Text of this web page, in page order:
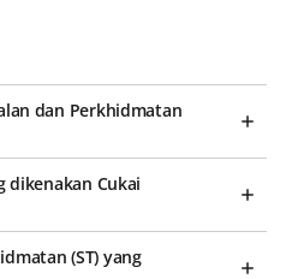
dan Perkhidmatan
dikenakan Cukai
(ST) yang